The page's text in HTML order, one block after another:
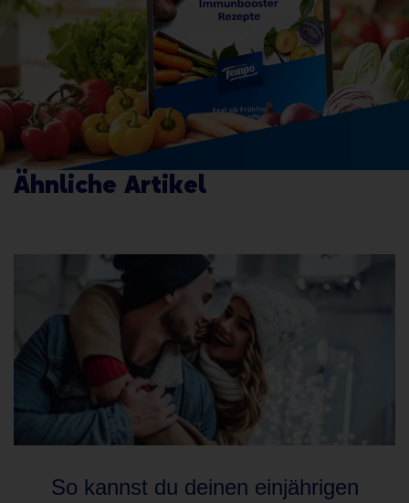
Ähnliche Artikel
So kannst du deinen einjährigen